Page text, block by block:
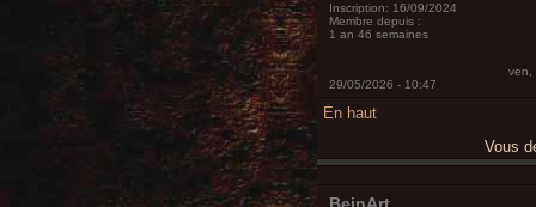
Inscription: 16/09/2024
Membre depuis :
1 an 46 semaines
ven,
29/05/2026 - 10:47
En haut
Vous